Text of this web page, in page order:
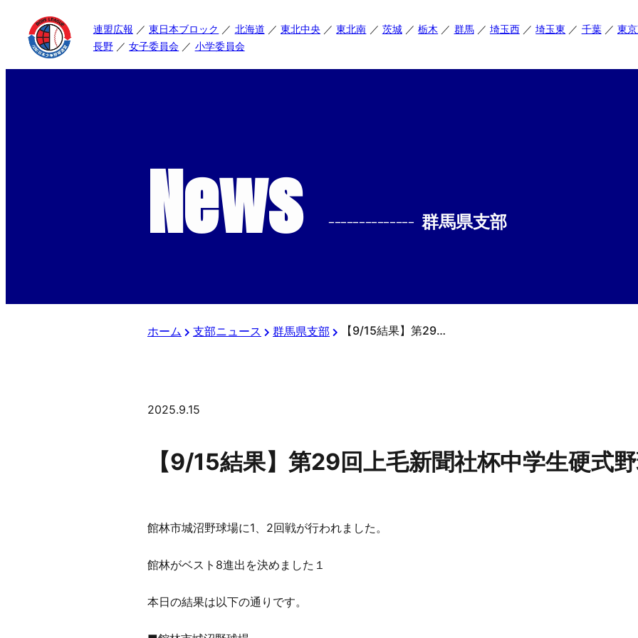
連盟広報 東日本ブロック 北海道 東北中央 東北南 茨城 栃木 群馬 埼玉西 埼玉東 千葉
東
長野
女子委員会 小学委員会
News -------------- 群馬県支部
ホーム 支部ニュース 群馬県支部 【9/15結果】第29回上毛新聞社杯中学生硬式野球大会
2025.9.15
【9/15結果】第29回上毛新聞社杯中学生硬式
館林市城沼野球場に1、2回戦が行われました。
館林がベスト8進出を決めました１
本日の結果は以下の通りです。